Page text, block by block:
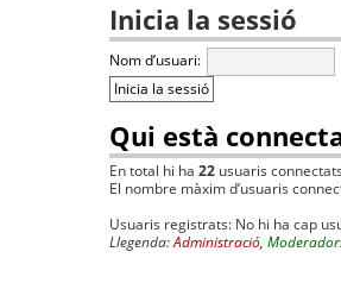
Inicia la sessió
Nom d’usuari:
Qui està
En total hi ha 22 usuaris
El nombre màxim d’usuaris
Usuaris registrats: No hi ha cap
Llegenda:Administració,